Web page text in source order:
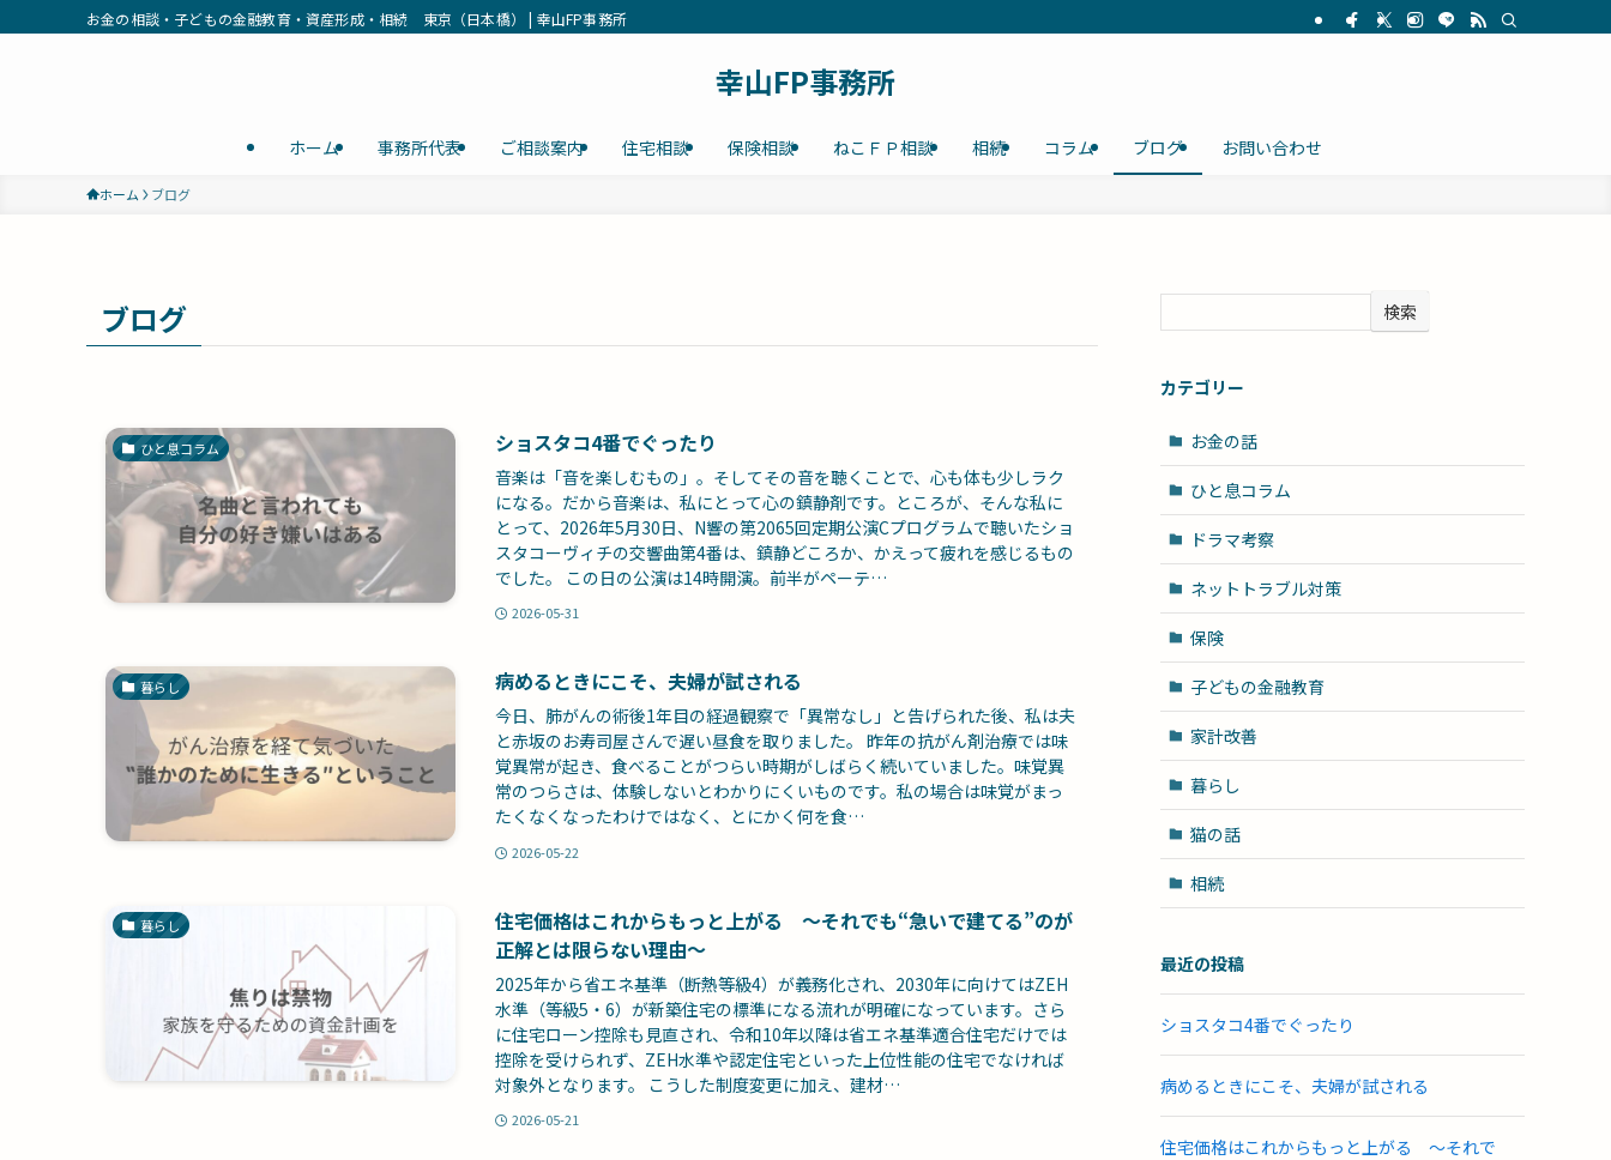
お金の相談・子どもの金融教育・資産形成・相続 東京（日本橋） | 幸山FP事務所
幸山FP事務所
ホーム 事務所代表 ご相談案内 住宅相談 保険相談 ねこＦＰ相談 相続 コラム ブログ お問い合わせ
ホーム ブログ
ブログ
ひと息コラム ショスタコ4番でぐったり
音楽は「音を楽しむもの」。そしてその音を聴くことで、心も体も少しラク
になる。だから音楽は、私にとって心の鎮静剤です。ところが、そんな私に
とって、2026年5月30日、N響の第2065回定期公演Cプログラムで聴いたショ
スタコーヴィチの交響曲第4番は、鎮静どころか、かえって疲れを感じるもの
でした。 この日の公演は14時開演。前半がペーテ…
2026-05-31
暮らし 病めるときにこそ、夫婦が試される
今日、肺がんの術後1年目の経過観察で「異常なし」と告げられた後、私は夫
と赤坂のお寿司屋さんで遅い昼食を取りました。 昨年の抗がん剤治療では味
覚異常が起き、食べることがつらい時期がしばらく続いていました。味覚異
常のつらさは、体験しないとわかりにくいものです。私の場合は味覚がまっ
たくなくなったわけではなく、とにかく何を食…
2026-05-22
暮らし
住宅価格はこれからもっと上がる ～それでも“急いで建てる”のが
正解とは限らない理由～
2025年から省エネ基準（断熱等級4）が義務化され、2030年に向けてはZEH
水準（等級5・6）が新築住宅の標準になる流れが明確になっています。さら
に住宅ローン控除も見直され、令和10年以降は省エネ基準適合住宅だけでは
控除を受けられず、ZEH水準や認定住宅といった上位性能の住宅でなければ
対象外となります。 こうした制度変更に加え、建材…
2026-05-21
検索
カテゴリー
お金の話
ひと息コラム
ドラマ考察
ネットトラブル対策
保険
子どもの金融教育
家計改善
暮らし
猫の話
相続
最近の投稿
ショスタコ4番でぐったり
病めるときにこそ、夫婦が試される
住宅価格はこれからもっと上がる ～それで